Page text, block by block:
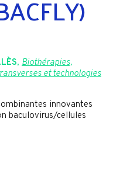
, Biothérapies,
et technologies
innovantes
baculovirus/cellules